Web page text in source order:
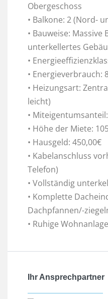
Obergeschoss
• Balkone: 2 (Nord-
• Bauweise: Massive
unterkellertes
•
• Energieverbrauch:
• Heizungsart:
leicht)
•
• Höhe der Miete:
• Hausgeld: 450,00€
• Kabelanschluss
Telefon)
• Vollständig
• Komplette
Dachpfannen/-
• Ruhige Wohnanlage
Ihr Ansprechpartner